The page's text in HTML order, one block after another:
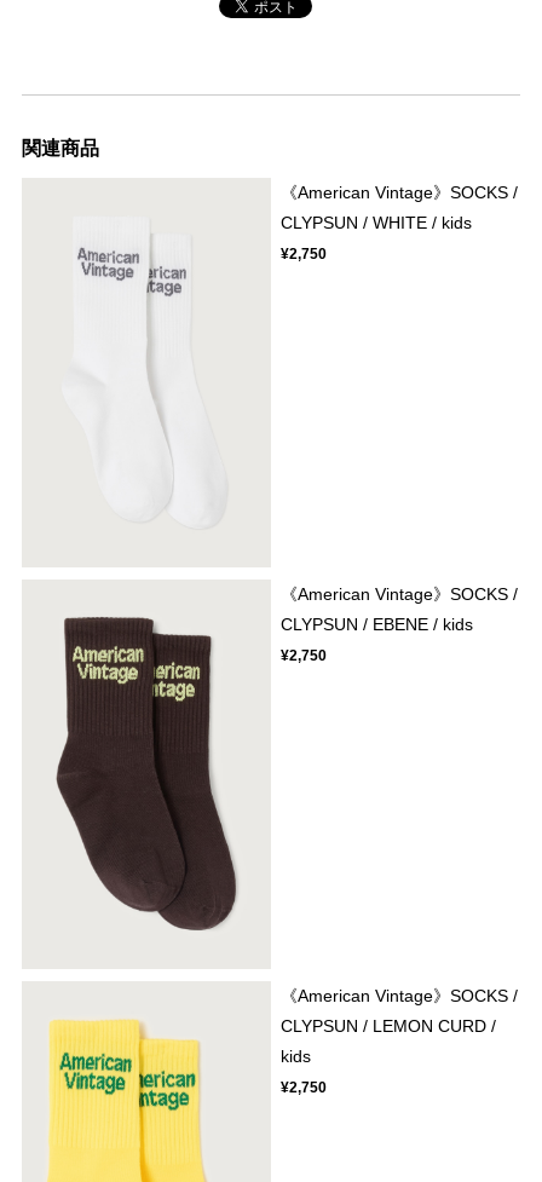
関連商品
《American Vintage》SOCKS /
CLYPSUN / WHITE / kids
¥2,750
《American Vintage》SOCKS /
CLYPSUN / EBENE / kids
¥2,750
《American Vintage》SOCKS /
CLYPSUN / LEMON CURD /
kids
¥2,750